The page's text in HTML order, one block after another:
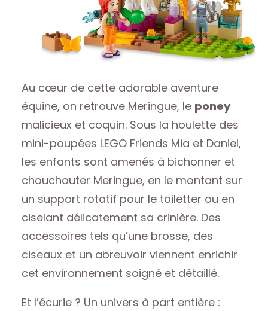
Au cœur de cette adorable aventure
équine, on retrouve Meringue, le poney
malicieux et coquin. Sous la houlette des
mini-poupées LEGO Friends Mia et Daniel,
les enfants sont amenés à bichonner et
chouchouter Meringue, en le montant sur
un support rotatif pour le toiletter ou en
ciselant délicatement sa crinière. Des
accessoires tels qu’une brosse, des
ciseaux et un abreuvoir viennent enrichir
cet environnement soigné et détaillé.
Et l’écurie ? Un univers à part entière :